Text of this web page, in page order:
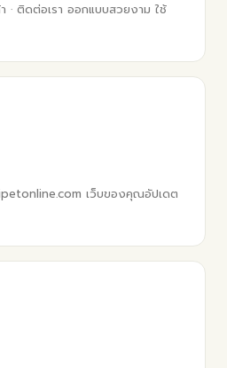
· ติดต่อเรา ออกแบบสวยงาม ใช้
เว็บของคุณอัปเดต